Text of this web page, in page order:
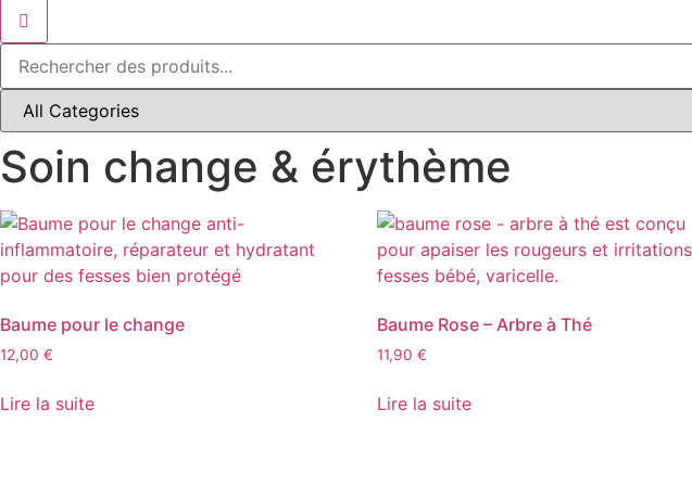
Soin change & érythème
Baume pour le change
12,00 €
Lire la suite
Baume Rose – Arbre à Thé
11,90€
Lire la suite